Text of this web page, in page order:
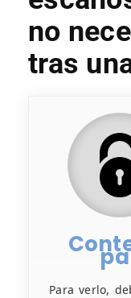
no
tras
Para verlo,